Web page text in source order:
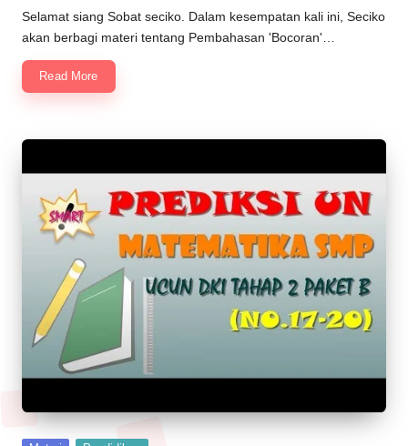
by
Selamat siang Sobat seciko. Dalam kesempatan kali ini, Seciko
akan berbagi materi tentang Pembahasan 'Bocoran'…
Read More